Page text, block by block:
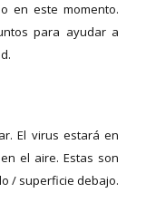
en este momento.
para ayudar a
El virus estará en
el aire. Estas son
/ superficie debajo.